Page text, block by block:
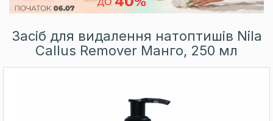
Засіб для видалення натоптишів Nila
Callus Remover Манго, 250 мл